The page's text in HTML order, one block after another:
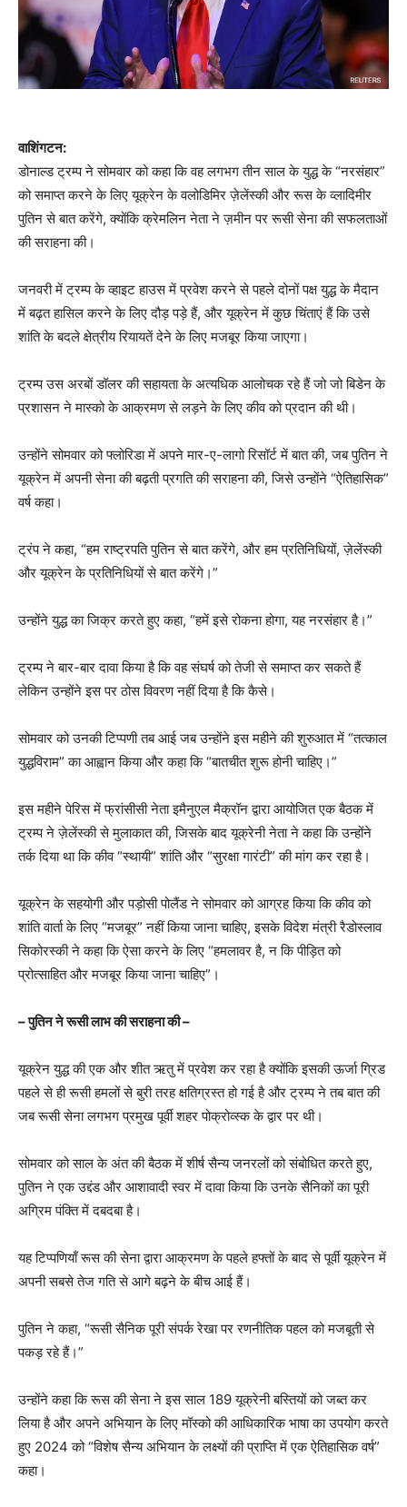
वाशिंगटन:
डोनाल्ड ट्रम्प ने सोमवार को कहा कि वह लगभग तीन साल के युद्ध के “नरसंहार”
को समाप्त करने के लिए यूक्रेन के वलोडिमिर ज़ेलेंस्की और रूस के व्लादिमीर
पुतिन से बात करेंगे, क्योंकि क्रेमलिन नेता ने ज़मीन पर रूसी सेना की सफलताओं
की सराहना की।
जनवरी में ट्रम्प के व्हाइट हाउस में प्रवेश करने से पहले दोनों पक्ष युद्ध के मैदान
में बढ़त हासिल करने के लिए दौड़ पड़े हैं, और यूक्रेन में कुछ चिंताएं हैं कि उसे
शांति के बदले क्षेत्रीय रियायतें देने के लिए मजबूर किया जाएगा।
ट्रम्प उस अरबों डॉलर की सहायता के अत्यधिक आलोचक रहे हैं जो जो बिडेन के
प्रशासन ने मास्को के आक्रमण से लड़ने के लिए कीव को प्रदान की थी।
उन्होंने सोमवार को फ्लोरिडा में अपने मार-ए-लागो रिसॉर्ट में बात की, जब पुतिन ने
यूक्रेन में अपनी सेना की बढ़ती प्रगति की सराहना की, जिसे उन्होंने “ऐतिहासिक”
वर्ष कहा।
ट्रंप ने कहा, “हम राष्ट्रपति पुतिन से बात करेंगे, और हम प्रतिनिधियों, ज़ेलेंस्की
और यूक्रेन के प्रतिनिधियों से बात करेंगे।”
उन्होंने युद्ध का जिक्र करते हुए कहा, “हमें इसे रोकना होगा, यह नरसंहार है।”
ट्रम्प ने बार-बार दावा किया है कि वह संघर्ष को तेजी से समाप्त कर सकते हैं
लेकिन उन्होंने इस पर ठोस विवरण नहीं दिया है कि कैसे।
सोमवार को उनकी टिप्पणी तब आई जब उन्होंने इस महीने की शुरुआत में “तत्काल
युद्धविराम” का आह्वान किया और कहा कि “बातचीत शुरू होनी चाहिए।”
इस महीने पेरिस में फ्रांसीसी नेता इमैनुएल मैक्रॉन द्वारा आयोजित एक बैठक में
ट्रम्प ने ज़ेलेंस्की से मुलाकात की, जिसके बाद यूक्रेनी नेता ने कहा कि उन्होंने
तर्क दिया था कि कीव “स्थायी” शांति और “सुरक्षा गारंटी” की मांग कर रहा है।
यूक्रेन के सहयोगी और पड़ोसी पोलैंड ने सोमवार को आग्रह किया कि कीव को
शांति वार्ता के लिए “मजबूर” नहीं किया जाना चाहिए, इसके विदेश मंत्री रैडोस्लाव
सिकोरस्की ने कहा कि ऐसा करने के लिए “हमलावर है, न कि पीड़ित को
प्रोत्साहित और मजबूर किया जाना चाहिए”।
– पुतिन ने रूसी लाभ की सराहना की –
यूक्रेन युद्ध की एक और शीत ऋतु में प्रवेश कर रहा है क्योंकि इसकी ऊर्जा ग्रिड
पहले से ही रूसी हमलों से बुरी तरह क्षतिग्रस्त हो गई है और ट्रम्प ने तब बात की
जब रूसी सेना लगभग प्रमुख पूर्वी शहर पोक्रोव्स्क के द्वार पर थी।
सोमवार को साल के अंत की बैठक में शीर्ष सैन्य जनरलों को संबोधित करते हुए,
पुतिन ने एक उद्दंड और आशावादी स्वर में दावा किया कि उनके सैनिकों का पूरी
अग्रिम पंक्ति में दबदबा है।
यह टिप्पणियाँ रूस की सेना द्वारा आक्रमण के पहले हफ्तों के बाद से पूर्वी यूक्रेन में
अपनी सबसे तेज गति से आगे बढ़ने के बीच आई हैं।
पुतिन ने कहा, “रूसी सैनिक पूरी संपर्क रेखा पर रणनीतिक पहल को मजबूती से
पकड़ रहे हैं।”
उन्होंने कहा कि रूस की सेना ने इस साल 189 यूक्रेनी बस्तियों को जब्त कर
लिया है और अपने अभियान के लिए मॉस्को की आधिकारिक भाषा का उपयोग करते
हुए 2024 को “विशेष सैन्य अभियान के लक्ष्यों की प्राप्ति में एक ऐतिहासिक वर्ष”
कहा।